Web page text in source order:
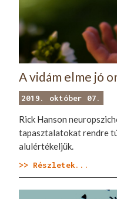
A vidám elme jó
2019. október 07.
Rick Hanson
tapasztalatokat rendre
alulértékeljük.
>> Részletek...